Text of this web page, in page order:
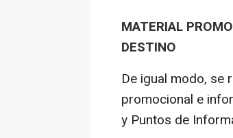
MATERIAL
DESTINO
De igual modo, se
promocional e
y Puntos de